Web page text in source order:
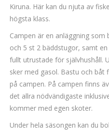
Kiruna. Här kan du njuta av
högsta klass.
Campen är en anläggning
och 5 st 2 bäddstugor, samt
fullt utrustade för självhushåll.
sker med gasol. Bastu och
på campen. På campen finns
det allra nödvändigaste
kommer med egen skoter.
Under hela säsongen kan du